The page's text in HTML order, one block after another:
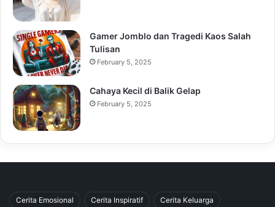
Gamer Jomblo dan Tragedi Kaos Salah
Tulisan
February 5, 2025
Cahaya Kecil di Balik Gelap
February 5, 2025
Cerita Emosional Cerita Inspiratif Cerita Keluarga